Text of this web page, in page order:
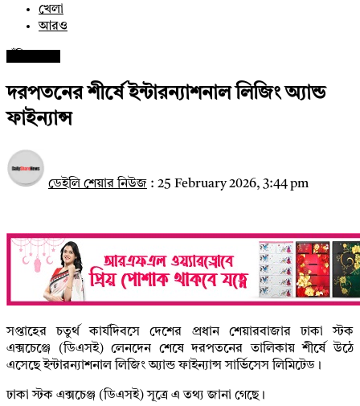
খেলা
আরও
দরপতনের শীর্ষে ইন্টারন্যাশনাল লিজিং অ্যান্ড
ফাইন্যান্স
ডেইলি শেয়ার নিউজ : 25 February 2026, 3:44 pm
সপ্তাহের চতুর্থ কার্যদিবসে দেশের প্রধান শেয়ারবাজার ঢাকা স্টক
এক্সচেঞ্জে (ডিএসই) লেনদেন শেষে দরপতনের তালিকায় শীর্ষে উঠে
এসেছে ইন্টারন্যাশনাল লিজিং অ্যান্ড ফাইন্যান্স সার্ভিসেস লিমিটেড।
ঢাকা স্টক এক্সচেঞ্জ (ডিএসই) সূত্রে এ তথ্য জানা গেছে।